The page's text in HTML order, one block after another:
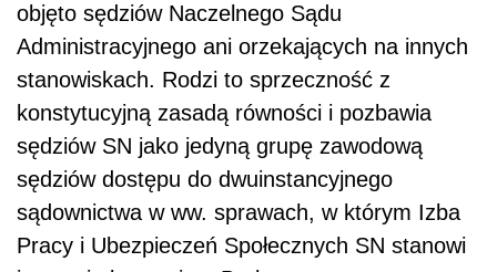
objęto sędziów Naczelnego Sądu
Administracyjnego ani orzekających na innych
stanowiskach. Rodzi to sprzeczność z
konstytucyjną zasadą równości i pozbawia
sędziów SN jako jedyną grupę zawodową
sędziów dostępu do dwuinstancyjnego
sądownictwa w ww. sprawach, w którym Izba
Pracy i Ubezpieczeń Społecznych SN stanowi